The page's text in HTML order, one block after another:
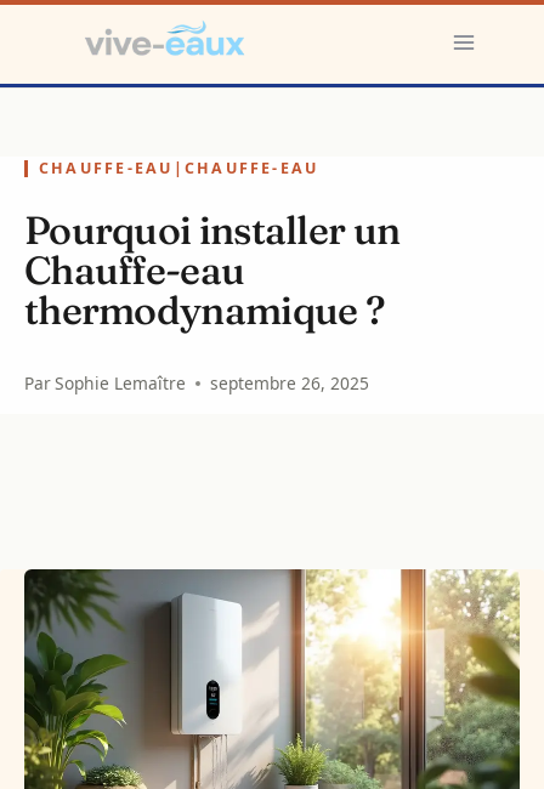
contenu
CHAUFFE-EAU | CHAUFFE-EAU
Pourquoi installer un
Chauffe-eau
thermodynamique ?
ParSophie Lemaître septembre 26, 2025